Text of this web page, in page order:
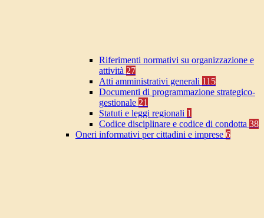
Riferimenti normativi su organizzazione e
attività 27
Atti amministrativi generali 115
Documenti di programmazione strategico-
gestionale 21
Statuti e leggi regionali 1
Codice disciplinare e codice di condotta 38
Oneri informativi per cittadini e imprese 6